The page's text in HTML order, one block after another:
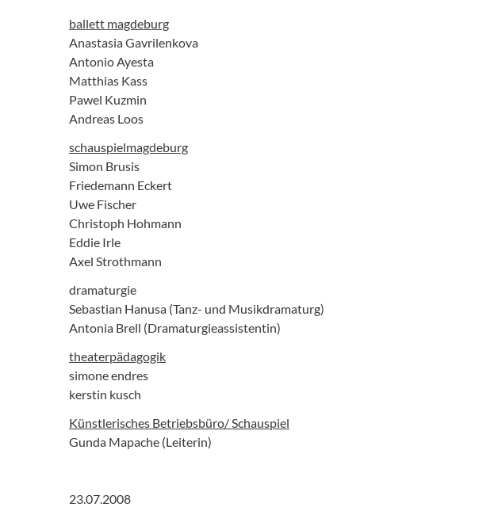
ballett magdeburg
Anastasia Gavrilenkova
Antonio Ayesta
Matthias Kass
Pawel Kuzmin
Andreas Loos
schauspielmagdeburg
Simon Brusis
Friedemann Eckert
Uwe Fischer
Christoph Hohmann
Eddie Irle
Axel Strothmann
dramaturgie
Sebastian Hanusa (Tanz- und Musikdramaturg)
Antonia Brell (Dramaturgieassistentin)
theaterpädagogik
simone endres
kerstin kusch
Künstlerisches Betriebsbüro/ Schauspiel
Gunda Mapache (Leiterin)
23.07.2008